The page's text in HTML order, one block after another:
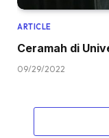
ARTICLE
Ceramah di
09/29/2022